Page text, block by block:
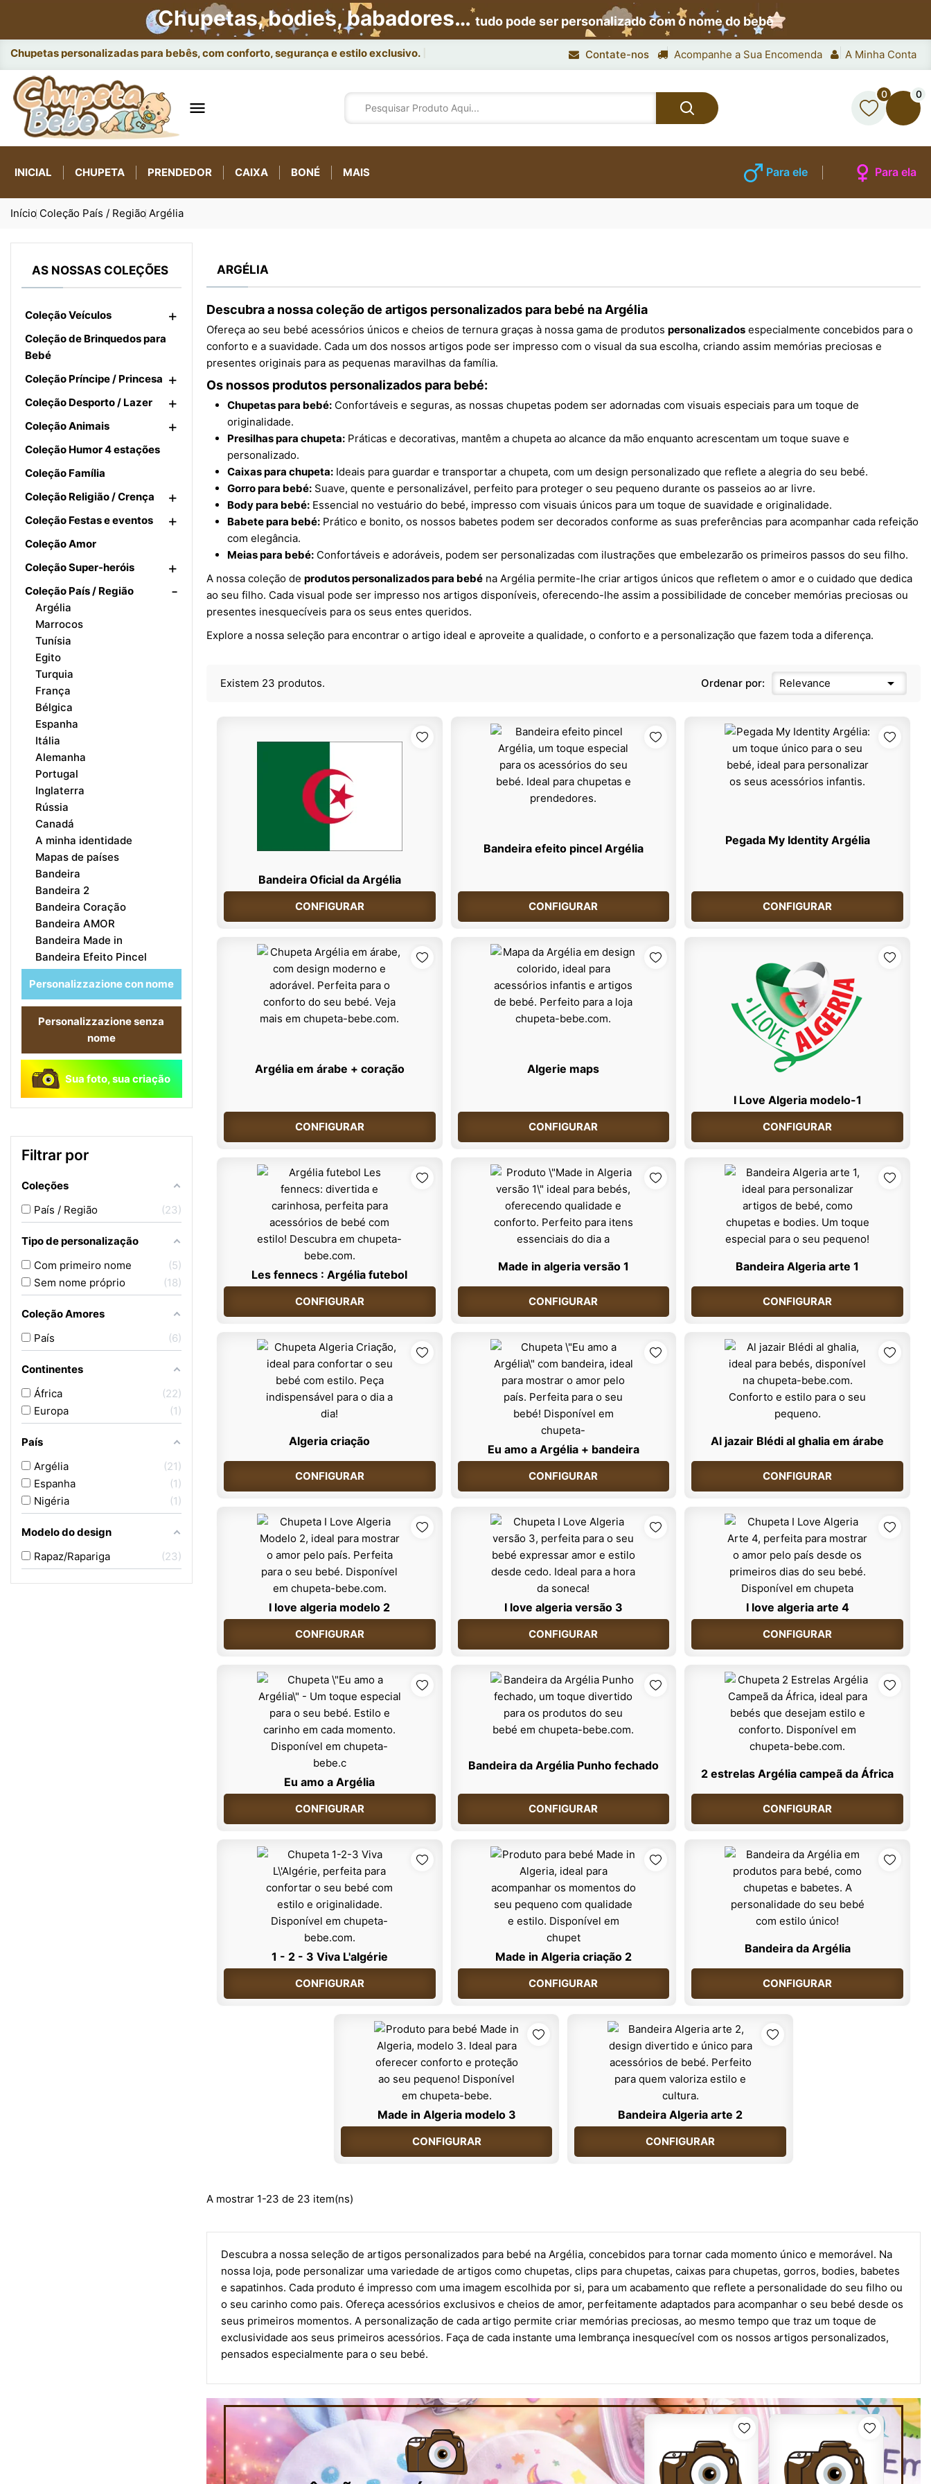
Chupetas, bodies, babadores…tudo pode ser personalizado com o nome do bebê
Chupetas personalizadas para bebês, com conforto, segurança e estilo exclusivo. Contate-nos Acompanhe a Sua Encomenda A Minha Conta

0 0
INICIAL CHUPETA PRENDEDOR CAIXA BONÉ MAIS Para ele Para ela
Início Coleção País / Região Argélia
AS NOSSAS COLEÇÕES
Coleção Veículos +
Coleção de Brinquedos para
Bebé
Coleção Príncipe / Princesa +
Coleção Desporto / Lazer +
Coleção Animais +
Coleção Humor 4 estações
Coleção Família
Coleção Religião / Crença
+
Coleção Festas e eventos +
Coleção Amor
Coleção Super-heróis
+
Coleção País / Região -
Argélia
Marrocos
Tunísia
Egito
Turquia
França
Bélgica
Espanha
Itália
Alemanha
Portugal
Inglaterra
Rússia
Canadá
A minha identidade
Mapas de países
Bandeira
Bandeira 2
Bandeira Coração
Bandeira AMOR
Bandeira Made in
Bandeira Efeito Pincel
Personalizzazione con nome
Personalizzazione senza
nome
Sua foto, sua criação
Filtrar por
Coleções
País / Região
23
Tipo de personalização
Com primeiro nome
5
Sem nome próprio
18
Coleção Amores
País
6
Continentes
África
22
Europa
1
País
Argélia
21
Espanha
1
Nigéria
1
Modelo do design
Rapaz/Rapariga
23
ARGÉLIA
Descubra a nossa coleção de artigos personalizados para bebé na Argélia
Ofereça ao seu bebé acessórios únicos e cheios de ternura graças à nossa gama de produtos personalizadosespecialmente concebidos para o
conforto e a suavidade. Cada um dos nossos artigos pode ser impresso com o visual da sua escolha, criando assim memórias preciosas e
presentes originais para as pequenas maravilhas da família.
Os nossos produtos personalizados para bebé:
Chupetas para bebé:Confortáveis e seguras, as nossas chupetas podem ser adornadas com visuais especiais para um toque de
originalidade.
Presilhas para chupeta:Práticas e decorativas, mantêm a chupeta ao alcance da mão enquanto acrescentam um toque suave e
personalizado.
Caixas para chupeta:Ideais para guardar e transportar a chupeta, com um design personalizado que reflete a alegria do seu bebé.
Gorro para bebé:Suave, quente e personalizável, perfeito para proteger o seu pequeno durante os passeios ao ar livre.
Body para bebé:Essencial no vestuário do bebé, impresso com visuais únicos para um toque de suavidade e originalidade.
Babete para bebé:Prático e bonito, os nossos babetes podem ser decorados conforme as suas preferências para acompanhar cada refeição
com elegância.
Meias para bebé:Confortáveis e adoráveis, podem ser personalizadas com ilustrações que embelezarão os primeiros passos do seu filho.
A nossa coleção de produtos personalizados para bebéna Argélia permite-lhe criar artigos únicos que refletem o amor e o cuidado que dedica
ao seu filho. Cada visual pode ser impresso nos artigos disponíveis, oferecendo-lhe assim a possibilidade de conceber memórias preciosas ou
presentes inesquecíveis para os seus entes queridos.
Explore a nossa seleção para encontrar o artigo ideal e aproveite a qualidade, o conforto e a personalização que fazem toda a diferença.
Existem 23 produtos. Ordenar por: Relevance 
Bandeira Oficial da Argélia
CONFIGURAR
Bandeira efeito pincel Argélia
CONFIGURAR
Pegada My Identity Argélia
CONFIGURAR
Argélia em árabe + coração
CONFIGURAR
Algerie maps
CONFIGURAR
I Love Algeria modelo-1
CONFIGURAR
Les fennecs : Argélia futebol
CONFIGURAR
Made in algeria versão 1
CONFIGURAR
Bandeira Algeria arte 1
CONFIGURAR
Algeria criação
CONFIGURAR
Eu amo a Argélia + bandeira
CONFIGURAR
Al jazair Blédi al ghalia em árabe
CONFIGURAR
I love algeria modelo 2
CONFIGURAR
I love algeria versão 3
CONFIGURAR
I love algeria arte 4
CONFIGURAR
Eu amo a Argélia
CONFIGURAR
Bandeira da Argélia Punho fechado
CONFIGURAR
2 estrelas Argélia campeã da África
CONFIGURAR
1 - 2 - 3 Viva L'algérie
CONFIGURAR
Made in Algeria criação 2
CONFIGURAR
Bandeira da Argélia
CONFIGURAR
Made in Algeria modelo 3
CONFIGURAR
Bandeira Algeria arte 2
CONFIGURAR
A mostrar 1-23 de 23 item(ns)
Descubra a nossa seleção de artigos personalizados para bebé na Argélia, concebidos para tornar cada momento único e memorável. Na
nossa loja, pode personalizar uma variedade de artigos como chupetas, clips para chupetas, caixas para chupetas, gorros, bodies, babetes
e sapatinhos. Cada produto é impresso com uma imagem escolhida por si, para um acabamento que reflete a personalidade do seu filho ou
o seu carinho como pais. Ofereça acessórios exclusivos e cheios de amor, perfeitamente adaptados para acompanhar o seu bebé desde os
seus primeiros momentos. A personalização de cada artigo permite criar memórias preciosas, ao mesmo tempo que traz um toque de
exclusividade aos seus primeiros acessórios. Faça de cada instante uma lembrança inesquecível com os nossos artigos personalizados,
pensados especialmente para o seu bebé.